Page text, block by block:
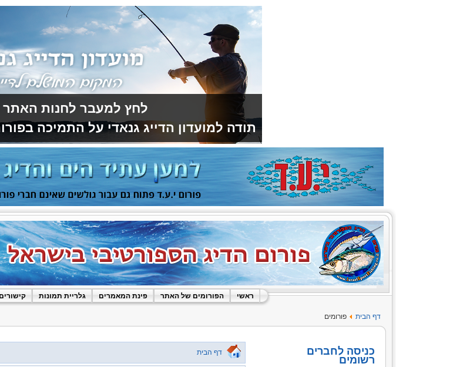
לחץ למעבר לחנות האתר
תודה למועדון הדייג גנאדי על התמיכה
ראשי הפורומים של האתר פינת המאמרים גלריית תמונות קישורים
דף הבית פורומים
כניסה לחברים
רשומים
דף הבית